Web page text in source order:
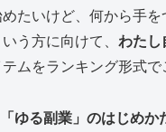
めたいけど、何から手
う方に向けて、 わたし
ムをランキング形式で
ゆる副業」のはじめか